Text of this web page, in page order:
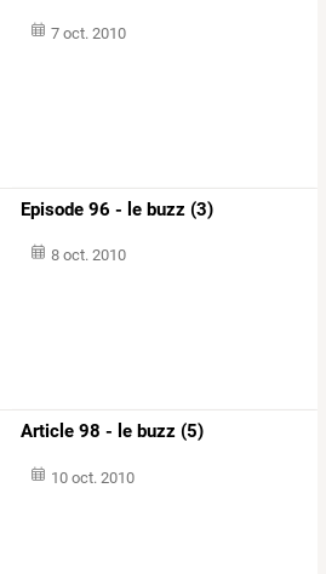
7 oct. 2010
Episode 96 - le buzz (3)
8 oct. 2010
Article 98 - le buzz (5)
10 oct. 2010